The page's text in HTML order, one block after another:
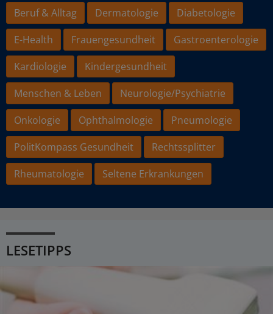
Beruf & Alltag
Dermatologie
Diabetologie
E-Health
Frauengesundheit
Gastroenterologie
Kardiologie
Kindergesundheit
Menschen & Leben
Neurologie/Psychiatrie
Onkologie
Ophthalmologie
Pneumologie
PolitKompass Gesundheit
Rechtssplitter
Rheumatologie
Seltene Erkrankungen
LESETIPPS